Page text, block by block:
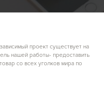
проект существует на
нашей работы- предоставить
со всех уголков мира по